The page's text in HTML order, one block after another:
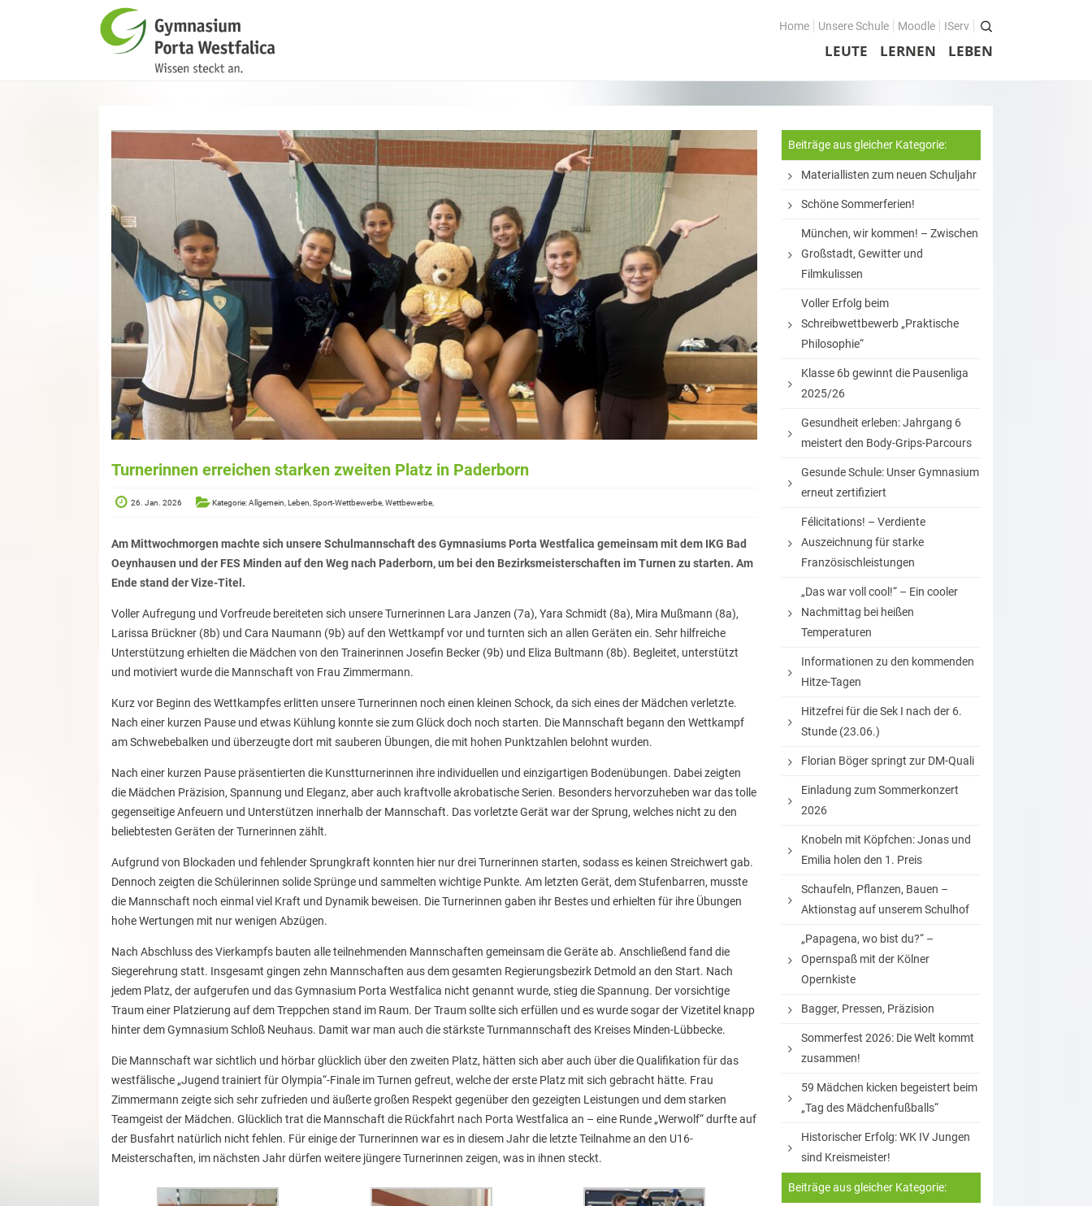
Home Unsere Schule Moodle IServ
LEUTE LERNEN LEBEN
Turnerinnen erreichen starken zweiten Platz in Paderborn
26. Jan. 2026 Kategorie: Allgemein, Leben, Sport-Wettbewerbe, Wettbewerbe,
Am Mittwochmorgen machte sich unsere Schulmannschaft des Gymnasiums Porta Westfalica gemeinsam mit dem IKG Bad
Oeynhausen und der FES Minden auf den Weg nach Paderborn, um bei den Bezirksmeisterschaften im Turnen zu starten. Am
Ende stand der Vize-Titel.
Voller Aufregung und Vorfreude bereiteten sich unsere Turnerinnen Lara Janzen (7a), Yara Schmidt (8a), Mira Mußmann (8a),
Larissa Brückner (8b) und Cara Naumann (9b) auf den Wettkampf vor und turnten sich an allen Geräten ein. Sehr hilfreiche
Unterstützung erhielten die Mädchen von den Trainerinnen Josefin Becker (9b) und Eliza Bultmann (8b). Begleitet, unterstützt
und motiviert wurde die Mannschaft von Frau Zimmermann.
Kurz vor Beginn des Wettkampfes erlitten unsere Turnerinnen noch einen kleinen Schock, da sich eines der Mädchen verletzte.
Nach einer kurzen Pause und etwas Kühlung konnte sie zum Glück doch noch starten. Die Mannschaft begann den Wettkampf
am Schwebebalken und überzeugte dort mit sauberen Übungen, die mit hohen Punktzahlen belohnt wurden.
Nach einer kurzen Pause präsentierten die Kunstturnerinnen ihre individuellen und einzigartigen Bodenübungen. Dabei zeigten
die Mädchen Präzision, Spannung und Eleganz, aber auch kraftvolle akrobatische Serien. Besonders hervorzuheben war das tolle
gegenseitige Anfeuern und Unterstützen innerhalb der Mannschaft. Das vorletzte Gerät war der Sprung, welches nicht zu den
beliebtesten Geräten der Turnerinnen zählt.
Aufgrund von Blockaden und fehlender Sprungkraft konnten hier nur drei Turnerinnen starten, sodass es keinen Streichwert gab.
Dennoch zeigten die Schülerinnen solide Sprünge und sammelten wichtige Punkte. Am letzten Gerät, dem Stufenbarren, musste
die Mannschaft noch einmal viel Kraft und Dynamik beweisen. Die Turnerinnen gaben ihr Bestes und erhielten für ihre Übungen
hohe Wertungen mit nur wenigen Abzügen.
Nach Abschluss des Vierkampfs bauten alle teilnehmenden Mannschaften gemeinsam die Geräte ab. Anschließend fand die
Siegerehrung statt. Insgesamt gingen zehn Mannschaften aus dem gesamten Regierungsbezirk Detmold an den Start. Nach
jedem Platz, der aufgerufen und das Gymnasium Porta Westfalica nicht genannt wurde, stieg die Spannung. Der vorsichtige
Traum einer Platzierung auf dem Treppchen stand im Raum. Der Traum sollte sich erfüllen und es wurde sogar der Vizetitel knapp
hinter dem Gymnasium Schloß Neuhaus. Damit war man auch die stärkste Turnmannschaft des Kreises Minden-Lübbecke.
Die Mannschaft war sichtlich und hörbar glücklich über den zweiten Platz, hätten sich aber auch über die Qualifikation für das
westfälische „Jugend trainiert für Olympia“-Finale im Turnen gefreut, welche der erste Platz mit sich gebracht hätte. Frau
Zimmermann zeigte sich sehr zufrieden und äußerte großen Respekt gegenüber den gezeigten Leistungen und dem starken
Teamgeist der Mädchen. Glücklich trat die Mannschaft die Rückfahrt nach Porta Westfalica an – eine Runde „Werwolf“ durfte auf
der Busfahrt natürlich nicht fehlen. Für einige der Turnerinnen war es in diesem Jahr die letzte Teilnahme an den U16-
Meisterschaften, im nächsten Jahr dürfen weitere jüngere Turnerinnen zeigen, was in ihnen steckt.
Beiträge aus gleicher Kategorie:
Materiallisten zum neuen Schuljahr
Schöne Sommerferien!
München, wir kommen! – Zwischen
Großstadt, Gewitter und
Filmkulissen
Voller Erfolg beim
Schreibwettbewerb „Praktische
Philosophie“
Klasse 6b gewinnt die Pausenliga
2025/26
Gesundheit erleben: Jahrgang 6
meistert den Body-Grips-Parcours
Gesunde Schule: Unser Gymnasium
erneut zertifiziert
Félicitations! – Verdiente
Auszeichnung für starke
Französischleistungen
„Das war voll cool!“ – Ein cooler
Nachmittag bei heißen
Temperaturen
Informationen zu den kommenden
Hitze-Tagen
Hitzefrei für die Sek I nach der 6.
Stunde (23.06.)
Florian Böger springt zur DM-Quali
Einladung zum Sommerkonzert
2026
Knobeln mit Köpfchen: Jonas und
Emilia holen den 1. Preis
Schaufeln, Pflanzen, Bauen –
Aktionstag auf unserem Schulhof
„Papagena, wo bist du?“ –
Opernspaß mit der Kölner
Opernkiste
Bagger, Pressen, Präzision
Sommerfest 2026: Die Welt kommt
zusammen!
59 Mädchen kicken begeistert beim
„Tag des Mädchenfußballs“
Historischer Erfolg: WK IV Jungen
sind Kreismeister!
Beiträge aus gleicher Kategorie: